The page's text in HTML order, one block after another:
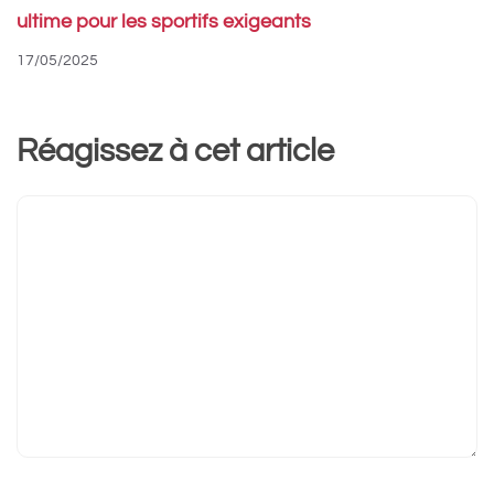
ultime pour les sportifs exigeants
17/05/2025
Réagissez à cet article